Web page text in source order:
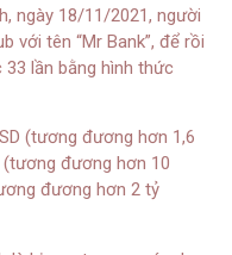
ngày 18/11/2021, người
với tên “Mr Bank”, để rồi
lần bằng hình thức
(tương đương hơn 1,6
(tương đương hơn 10
đương hơn 2 tỷ